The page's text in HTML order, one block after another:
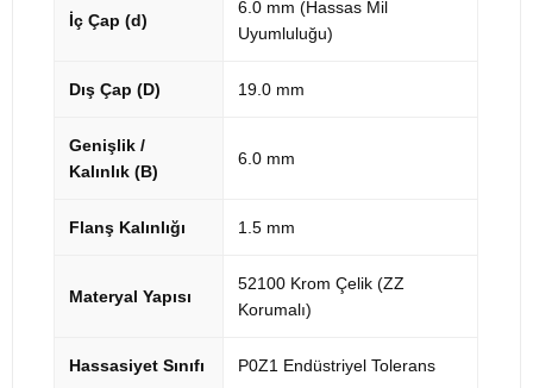
İç Çap (d)
6.0 mm (Hassas Mil
Uyumluluğu)
Dış Çap (D) 19.0 mm
Genişlik /
Kalınlık (B)
6.0 mm
Flanş Kalınlığı 1.5 mm
Materyal Yapısı
52100 Krom Çelik (ZZ
Korumalı)
Hassasiyet Sınıfı P0Z1 Endüstriyel Tolerans